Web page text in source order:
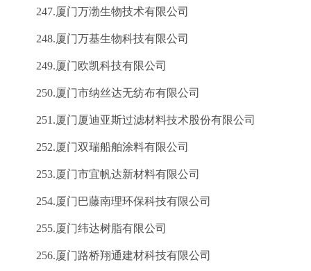
247.厦门万渤生物技术有限公司
248.厦门万基生物科技有限公司
249.厦门欧凯科技有限公司
250.厦门市纳丝达无纺布有限公司
251.厦门厦迪亚斯过滤材料技术股份有限公司
252.厦门双瑞船舶涂料有限公司
253.厦门市宜帆达新材料有限公司
254.厦门巴藤南理环保科技有限公司
255.厦门纬达树脂有限公司
256.厦门路桥翔通建材科技有限公司